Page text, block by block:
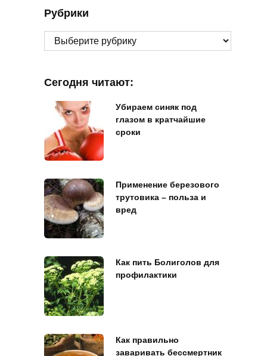
Рубрики
Рубрики
Сегодня читают:
Убираем синяк под
глазом в кратчайшие
сроки
Применение березового
трутовика – польза и
вред
Как пить Болиголов для
профилактики
Как правильно
заваривать бессмертник